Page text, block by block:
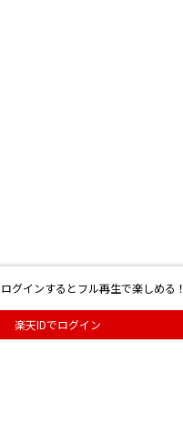
ログインするとフル再生で楽しめる！
楽天IDでログイン